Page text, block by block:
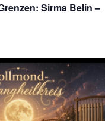
Sirma Belin –